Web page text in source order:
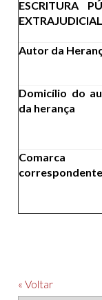
ESCRITURA
EXTRAJUDICIAL
Autor da
Domicílio do
da herança
Comarca
correspondente
« Voltar